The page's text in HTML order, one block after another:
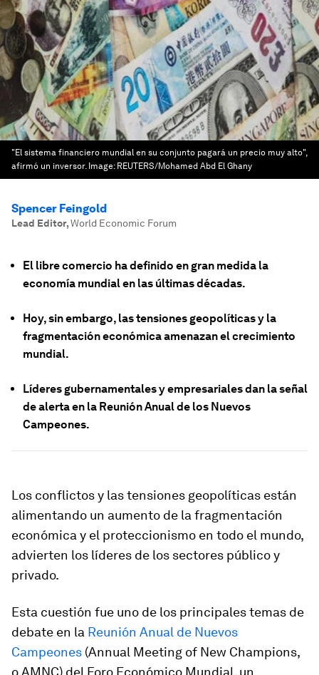
"El sistema financiero mundial en su conjunto pagará un precio muy alto",
afirmó un inversor. Image: REUTERS/Mohamed Abd El Ghany
Spencer Feingold
Lead Editor,World Economic Forum
El libre comercio ha definido en gran medida la
economía mundial en las últimas décadas.
Hoy, sin embargo, las tensiones geopolíticas y la
fragmentación económica amenazan el crecimiento
mundial.
Líderes gubernamentales y empresariales dan la señal
de alerta en la Reunión Anual de los Nuevos
Campeones.
Los conflictos y las tensiones geopolíticas están
alimentando un aumento de la fragmentación
económica y el proteccionismo en todo el mundo,
advierten los líderes de los sectores público y
privado.
Esta cuestión fue uno de los principales temas de
debate en la Reunión Anual de Nuevos
Campeones (Annual Meeting of New Champions,
o AMNC) del Foro Económico Mundial, un